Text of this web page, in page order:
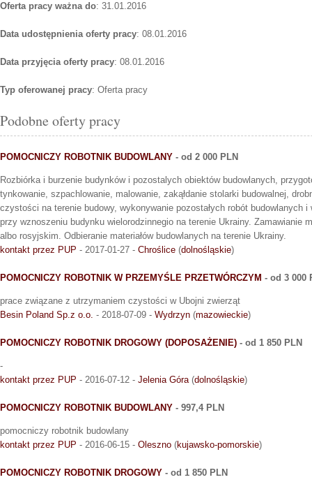
Oferta pracy ważna do: 31.01.2016
Data udostępnienia oferty pracy: 08.01.2016
Data przyjęcia oferty pracy: 08.01.2016
Typ oferowanej pracy: Oferta pracy
Podobne oferty pracy
POMOCNICZY ROBOTNIK BUDOWLANY - od 2 000 PLN
Rozbiórka i burzenie budynków i pozostalych obiektów budowlanych,
tynkowanie, szpachlowanie, malowanie, zakąłdanie stolarki budowalnej,
czystości na terenie budowy, wykonywanie pozostałych robót budowlanych
przy wznoszeniu budynku wielorodzinnegio na terenie Ukrainy. Zamawianie
albo rosyjskim. Odbieranie materiałów budowlanych na terenie Ukrainy.
kontakt przez PUP - 2017-01-27 - Chroślice (dolnośląskie)
POMOCNICZY ROBOTNIK W PRZEMYŚLE PRZETWÓRCZYM - od 3 000
prace związane z utrzymaniem czystości w Ubojni zwierząt
Besin Poland Sp.z o.o. - 2018-07-09 - Wydrzyn (mazowieckie)
POMOCNICZY ROBOTNIK DROGOWY (DOPOSAŻENIE) - od 1 850 PLN
-
kontakt przez PUP - 2016-07-12 - Jelenia Góra(dolnośląskie)
POMOCNICZY ROBOTNIK BUDOWLANY - 997,4 PLN
pomocniczy robotnik budowlany
kontakt przez PUP - 2016-06-15 - Oleszno (kujawsko-pomorskie)
POMOCNICZY ROBOTNIK DROGOWY - od 1 850 PLN